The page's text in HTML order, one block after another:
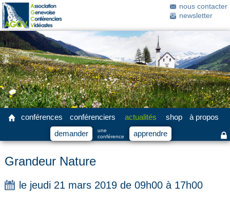
nous contacter
newsletter
conférences conférenciers actualités shop
à propos
demander
une
conférence
apprendre
Grandeur Nature
le jeudi 21 mars 2019 de 09h00 à 17h00